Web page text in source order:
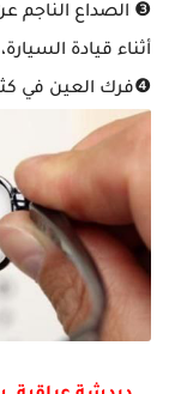
❸ الصداع الناجم
أثناء قيادة
❹فرك العين في